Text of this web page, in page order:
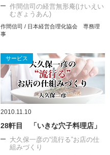
作間信司の経営無形庵(けいえい
むぎょうあん)
作間信司 / 日本経営合理化協会 専務理
事
サービス
2010.11.10
28軒目 「いきな穴子料理店」
大久保一彦の“流行る”お店の仕
組みづくり